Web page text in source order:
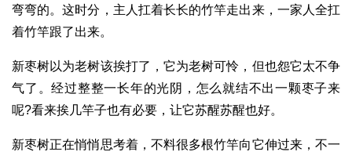
弯弯的。这时分，主人扛着长长的竹竿走出来，一家人全扛
着竹竿跟了出来。
新枣树以为老树该挨打了，它为老树可怜，但也怨它太不争
气了。经过整整一长年的光阴，怎么就结不出一颗枣子来
呢?看来挨几竿子也有必要，让它苏醒苏醒也好。
新枣树正在悄悄思考着，不料很多根竹竿向它伸过来，不一